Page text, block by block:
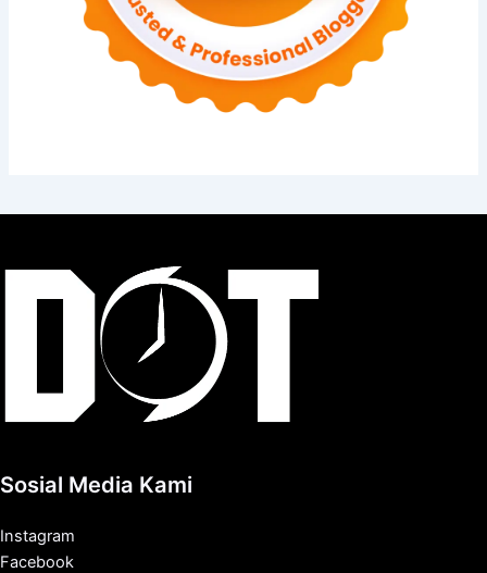
Sosial Media Kami
Instagram
Facebook